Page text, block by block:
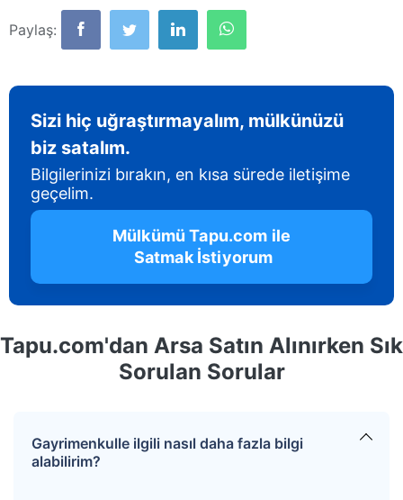
Paylaş:
Sizi hiç uğraştırmayalım, mülkünüzü
biz satalım.
Bilgilerinizi bırakın, en kısa sürede iletişime
geçelim.
Mülkümü Tapu.com ile
Satmak İstiyorum
Tapu.com'dan Arsa Satın Alınırken Sık
Sorulan Sorular
Gayrimenkulle ilgili nasıl daha fazla bilgi
alabilirim?